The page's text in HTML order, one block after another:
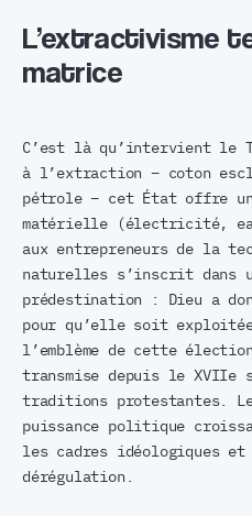
L’extractivisme
matrice
C’est là qu’intervient le
à l’extraction – coton
pétrole – cet État offre
matérielle (électricité,
aux entrepreneurs de la
naturelles s’inscrit dans
prédestination : Dieu a
pour qu’elle soit
l’emblème de cette
transmise depuis le XVIIe
traditions protestantes.
puissance politique
les cadres idéologiques
dérégulation.